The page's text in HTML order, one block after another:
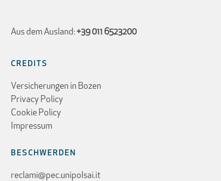
Aus dem Ausland:+39 011 6523200
CREDITS
Versicherungen in Bozen
Privacy Policy
Cookie Policy
Impressum
BESCHWERDEN
reclami@pec.unipolsai.it